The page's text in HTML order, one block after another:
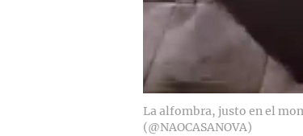
La alfombra, justo en el
(@NAOCASANOVA)